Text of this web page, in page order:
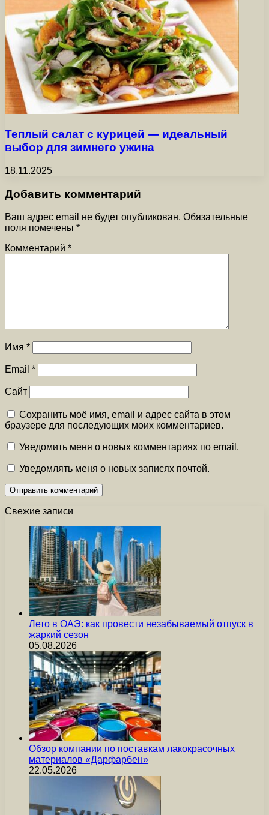
Теплый салат с курицей — идеальный
выбор для зимнего ужина
18.11.2025
Добавить комментарий
Ваш адрес email не будет опубликован. Обязательные
поля помечены *
Комментарий *
Имя *
Email *
Сайт
Сохранить моё имя, email и адрес сайта в этом
браузере для последующих моих комментариев.
Уведомить меня о новых комментариях по email.
Уведомлять меня о новых записях почтой.
Свежие записи
Лето в ОАЭ: как провести незабываемый отпуск в
жаркий сезон
05.08.2026
Обзор компании по поставкам лакокрасочных
материалов «Дарфарбен»
22.05.2026